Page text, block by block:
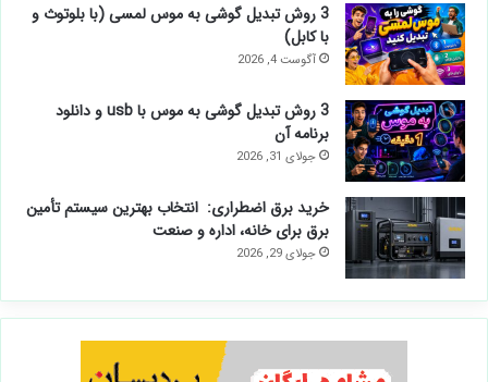
3 روش تبدیل گوشی به موس لمسی (با بلوتوث و
با کابل)
آگوست 4, 2026
3 روش تبدیل گوشی به موس با usb و دانلود
برنامه آن
جولای 31, 2026
خرید برق اضطراری: انتخاب بهترین سیستم تأمین
برق برای خانه، اداره و صنعت
جولای 29, 2026